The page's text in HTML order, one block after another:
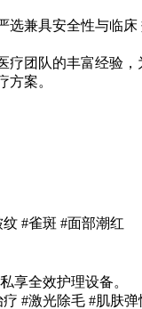
选兼具安全性与临床
疗团队的丰富经验，
方案。
#雀斑 #面部潮红
享全效护理设备。
#激光除毛 #肌肤